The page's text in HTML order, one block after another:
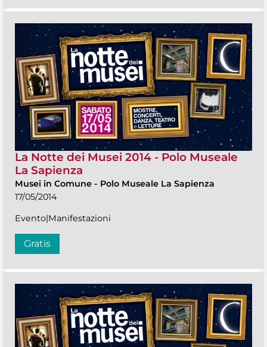
La Notte dei Musei 2014 - Polo Museale
La Sapienza
Musei in Comune - Polo Museale La Sapienza
17/05/2014
Evento|Manifestazioni
Gratis